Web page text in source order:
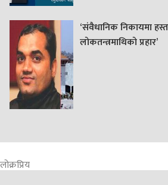
‘संवैधानिक निकायमा
लोकतन्त्रमाथिको प्रहार’
लोक्रप्रिय